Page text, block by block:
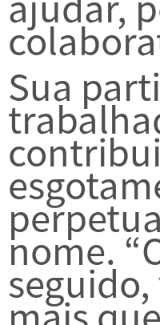
Sua
nome.